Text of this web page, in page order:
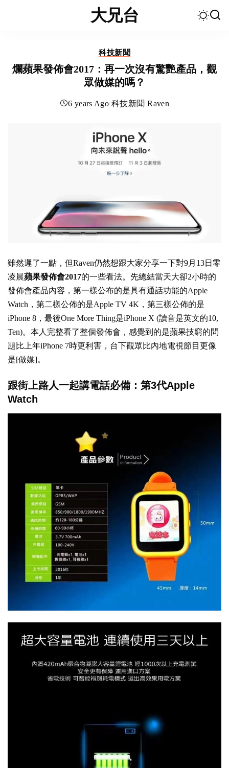
大兄台
科技新聞
爛蘋果發佈會2017：再一次沒有驚艷產品，觀
眾做媒的嗎？
6 years Ago 科技新聞 Raven
雖然遲了一點，但Raven仍然想跟大家分享一下對9月13日零
凌晨蘋果發佈會2017的一些看法。先總結當天大卻2小時的
發佈會產品內容，第一樣公布的是具有通話功能的Apple
Watch，第二樣公佈的是Apple TV 4K，第三樣公佈的是
iPhone 8，最後One More Thing是iPhone X (讀音是英文的10,
Ten)。本人完整看了整個發佈會，感覺到的是蘋果技窮的問
題比上年iPhone 7時更利害，台下觀眾比內地電視節目更像
是[做媒]。
跟街上路人一起講電話必備：第3代Apple
Watch